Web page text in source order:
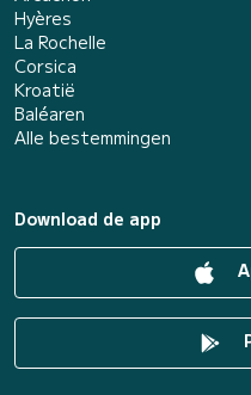
Hyères
La Rochelle
Corsica
Kroatië
Baléaren
Alle bestemmingen
Download de app